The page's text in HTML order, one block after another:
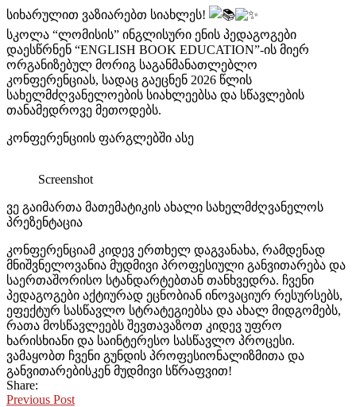
სიხარულით ვაზიარებთ სიახლეს!
სკოლა “ლომისის” ინგლისური ენის პედაგოგები
დაესწრნენ “ENGLISH BOOK EDUCATION”-ის მიერ
ორგანიზებულ მორიგ საგანმანათლებლო
კონფერენციას, სადაც გაეცნენ 2026 წლის
სახელმძღვანელოების სიახლეებსა და სწავლების
თანამედროვე მეთოდებს.
კონფერენციის ფარგლებში ასე
Screenshot
ვე გაიმართა მათემატიკის ახალი სახელმძღვანელოს
პრეზენტაცია
კონფერენციამ კიდევ ერთხელ დაგვანახა, რამდენად
მნიშვნელოვანია მუდმივი პროფესიული განვითარება და
საერთაშორისო სტანდარტებთან თანხვედრა. ჩვენი
პედაგოგები აქტიურად ეცნობიან ინოვაციურ რესურსებს,
ეფექტურ სასწავლო სტრატეგიებსა და ახალ მიდგომებს,
რათა მოსწავლეებს შევთავაზოთ კიდევ უფრო
ხარისხიანი და საინტერესო სასწავლო პროცესი.
ვამაყობთ ჩვენი გუნდის პროფესიონალიზმითა და
განვითარებისკენ მუდმივი სწრაფვით!
Share:
Previous Post